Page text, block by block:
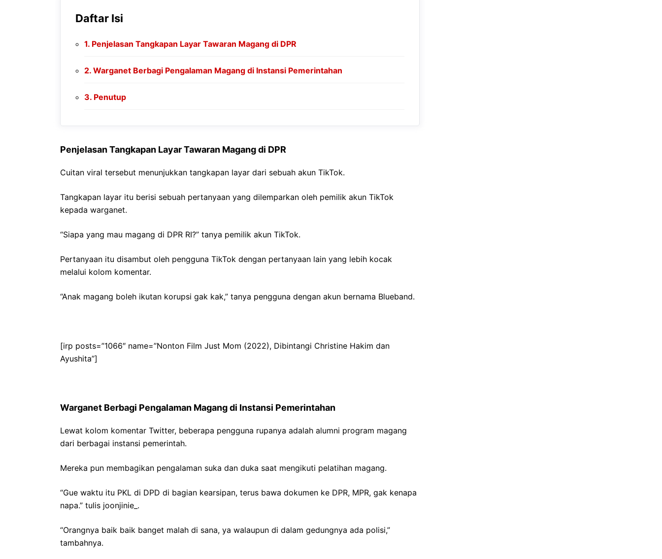
Daftar Isi
Penjelasan Tangkapan Layar Tawaran Magang di DPR
Warganet Berbagi Pengalaman Magang di Instansi Pemerintahan
Penutup
Penjelasan Tangkapan Layar Tawaran Magang di DPR
Cuitan viral tersebut menunjukkan tangkapan layar dari sebuah akun TikTok.
Tangkapan layar itu berisi sebuah pertanyaan yang dilemparkan oleh pemilik akun TikTok
kepada warganet.
“Siapa yang mau magang di DPR RI?” tanya pemilik akun TikTok.
Pertanyaan itu disambut oleh pengguna TikTok dengan pertanyaan lain yang lebih kocak
melalui kolom komentar.
“Anak magang boleh ikutan korupsi gak kak,” tanya pengguna dengan akun bernama Blueband.
[irp posts=”1066″ name=”Nonton Film Just Mom (2022), Dibintangi Christine Hakim dan
Ayushita”]
Warganet Berbagi Pengalaman Magang di Instansi Pemerintahan
Lewat kolom komentar Twitter, beberapa pengguna rupanya adalah alumni program magang
dari berbagai instansi pemerintah.
Mereka pun membagikan pengalaman suka dan duka saat mengikuti pelatihan magang.
“Gue waktu itu PKL di DPD di bagian kearsipan, terus bawa dokumen ke DPR, MPR, gak kenapa
napa.” tulis joonjinie_.
“Orangnya baik baik banget malah di sana, ya walaupun di dalam gedungnya ada polisi,”
tambahnya.